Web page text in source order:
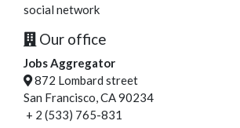
social network
Our office
Jobs Aggregator
872 Lombard street
San Francisco, CA 90234
+ 2 (533) 765-831